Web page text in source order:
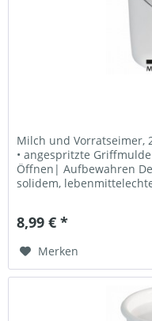
Milch und Vorratseimer,
• angespritzte
Öffnen| Aufbewahren
solidem,
8,99 € *
Merken